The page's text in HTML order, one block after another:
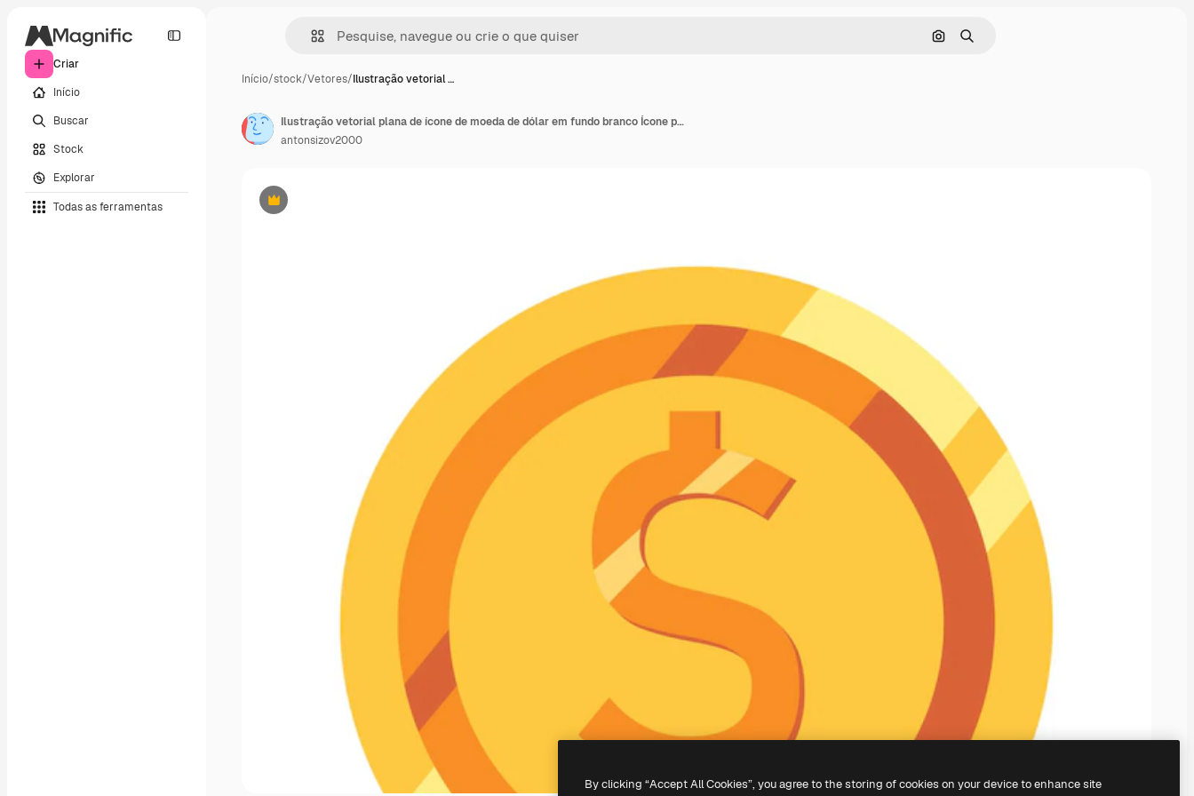
Criar
Início
Buscar
Stock
Explorar
Todas as ferramentas
Pesquisar por imagem
Buscar
Início/stock/Vetores/Ilustração vetorial …
Premium
Ilustração vetorial plana de ícone de moeda de dólar em fundo branco Ícone para cassino
antonsizov2000
By clicking “Accept All Cookies”, you agree to the storing of cookies on your device to enhance site